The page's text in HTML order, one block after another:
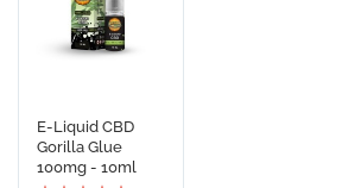
E-Liquid CBD
Gorilla Glue
100mg - 10ml